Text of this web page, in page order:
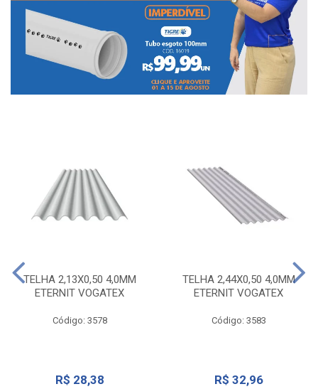
TELHA 2,13X0,50 4,0MM
ETERNIT VOGATEX
Código: 3578
R$ 28,38
TELHA 2,44X0,50 4,0MM
ETERNIT VOGATEX
Código: 3583
R$ 32,96